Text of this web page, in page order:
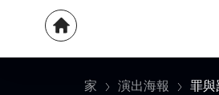
家 演出海報 罪與